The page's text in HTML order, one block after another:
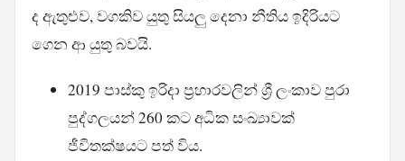
ද ඇතුළුව, වගකිව යුතු සියලු දෙනා නීතිය ඉදිරියට
ගෙන ආ යුතු බවයි.
2019 පාස්කු ඉරිදා ප්‍රහාරවලින් ශ්‍රී ලංකාව පුරා
පුද්ගලයන් 260 කට අධික සංඛ්‍යාවක්
ජීවිතක්ෂයට පත් විය.